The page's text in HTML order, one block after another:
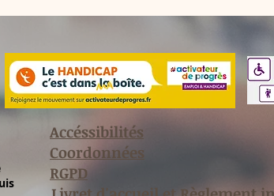
Coordonnées
Accéssibilités
RGPD